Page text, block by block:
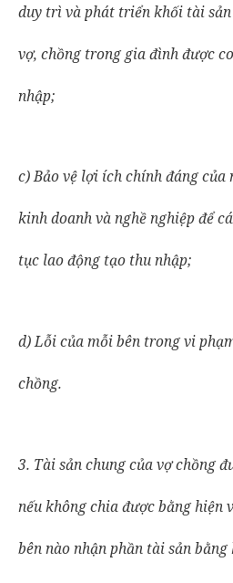
duy trì và phát triển khối tài
vợ, chồng trong gia đình được
nhập;
c) Bảo vệ lợi ích chính đáng
kinh doanh và nghề nghiệp để
tục lao động tạo thu nhập;
d) Lỗi của mỗi bên trong vi
chồng.
3. Tài sản chung của vợ chồng
nếu không chia được bằng
bên nào nhận phần tài sản